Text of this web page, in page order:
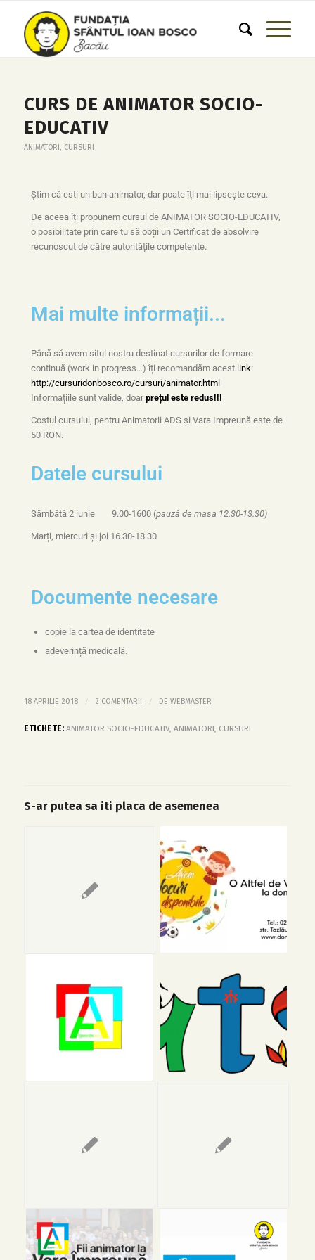
CURS DE ANIMATOR SOCIO-
EDUCATIV
ANIMATORI, CURSURI
Știm că esti un bun animator, dar poate îți mai lipsește ceva.
De aceea îți propunem cursul de ANIMATOR SOCIO-EDUCATIV,
o posibilitate prin care tu să obții un Certificat de absolvire
recunoscut de către autoritățile competente.
Mai multe informații...
Până să avem situl nostru destinat cursurilor de formare
continuă (work in progress…) îți recomandăm acest l ink:
http://cursuridonbosco.ro/cursuri/animator.html
Informațiile sunt valide, doarprețul este redus!!!
Costul cursului, pentru Animatorii ADS și Vara Impreună este de
50 RON.
Datele cursului
Sâmbătă 2 iunie 9.00-1600 (pauză de masa 12.30-13.30)
Marți, miercuri și joi 16.30-18.30
Documente necesare
copie la cartea de identitate
adeverință medicală.
18 APRILIE 2018 / 2 COMENTARII / DE WEBMASTER
ETICHETE: ANIMATOR SOCIO-EDUCATIV, ANIMATORI, CURSURI
S-ar putea sa iti placa de asemenea